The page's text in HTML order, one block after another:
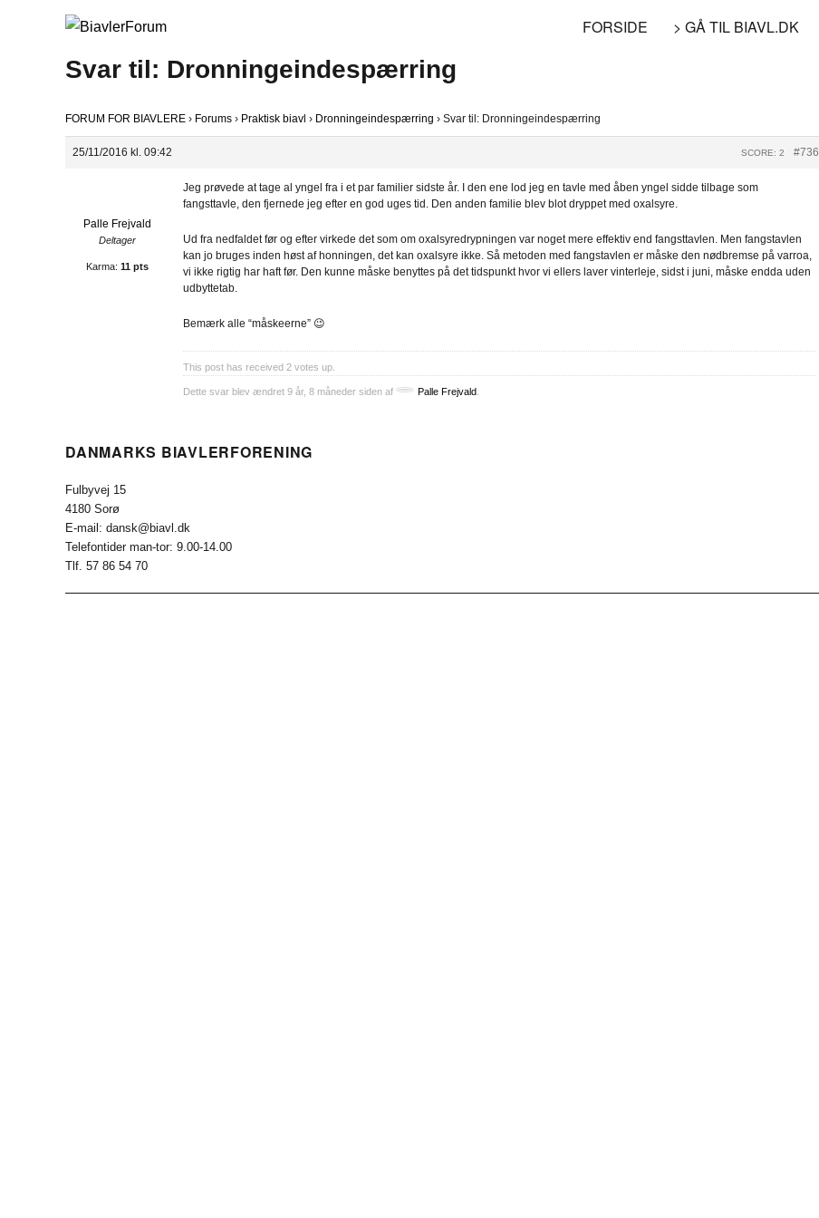
FORSIDE > GÅ TIL BIAVL.DK
Svar til: Dronningeindespærring
FORUM FOR BIAVLERE › Forums › Praktisk biavl › Dronningeindespærring › Svar til: Dronningeindespærring
25/11/2016 kl. 09:42 #736
SCORE: 2
Palle Frejvald
Deltager
Karma: 11 pts
Jeg prøvede at tage al yngel fra i et par familier sidste år. I den ene lod jeg en tavle med åben yngel sidde tilbage som
fangsttavle, den fjernede jeg efter en god uges tid. Den anden familie blev blot dryppet med oxalsyre.
Ud fra nedfaldet før og efter virkede det som om oxalsyredrypningen var noget mere effektiv end fangsttavlen. Men fangstavlen
kan jo bruges inden høst af honningen, det kan oxalsyre ikke. Så metoden med fangstavlen er måske den nødbremse på varroa,
vi ikke rigtig har haft før. Den kunne måske benyttes på det tidspunkt hvor vi ellers laver vinterleje, sidst i juni, måske endda uden
udbyttetab.
Bemærk alle “måskeerne” 😉
This post has received 2 votes up.
Dette svar blev ændret 9 år, 8 måneder siden af Palle Frejvald
DANMARKS BIAVLERFORENING
Fulbyvej 15
4180 Sorø
E-mail: dansk@biavl.dk
Telefontider man-tor: 9.00-14.00
Tlf. 57 86 54 70